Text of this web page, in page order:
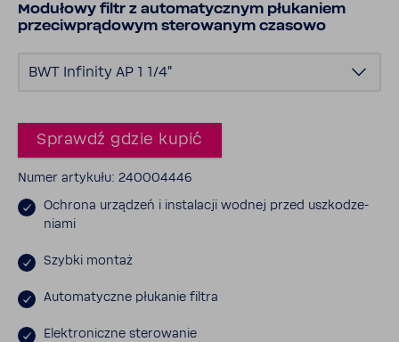
Modu­łowy filtr z auto­ma­tycznym płuka­niem
prze­ciw­prą­dowym stero­wanym czasowo
BWT Infi­nity AP 1 1/4"
Sprawdź gdzie kupić
Numer arty­kułu: 240004446
Ochrona urzą­dzeń i insta­lacji wodnej przed uszko­dze­
niami
Szybki montaż
Auto­ma­tyczne płukanie filtra
Elek­tro­niczne stero­wanie